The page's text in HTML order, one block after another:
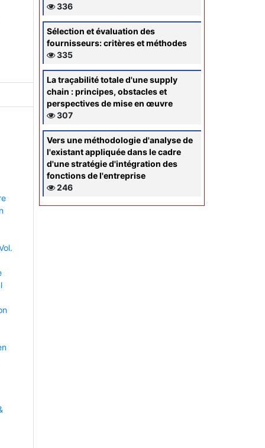
336
Sélection et évaluation des
fournisseurs: critères et méthodes
335
La traçabilité totale d'une supply
chain : principes, obstacles et
perspectives de mise en œuvre
307
Vers une méthodologie d'analyse de
l'existant appliquée dans le cadre
d'une stratégie d'intégration des
fonctions de l'entreprise
246